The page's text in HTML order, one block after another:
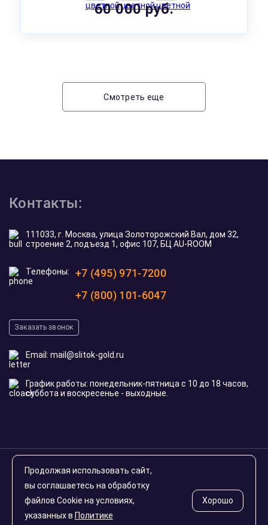
60 000 руб.
Смотреть еще
Контакты:
111033, г. Москва, улица Золоторожский Вал, дом 32,
строение 2, подъезд 1, офис 107, БЦ AU-ROOM
Телефоны:
+7 (495) 971-7200
+7 (800) 101-6047
Заказать звонок
Email: mail@slitok-gold.ru
График работы: понедельник-пятница с 10 до 18 часов,
суббота и воскресенье - выходные.
Инвестиционные монеты России
Карта сайта
Продолжая использовать сайт,
вы соглашаетесь на обработку
файлов Cookie на условиях,
указанных в Политике
Хорошо